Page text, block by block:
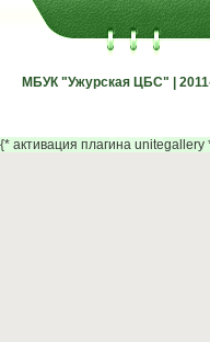
МБУК "Ужурская ЦБС" | 2011-
МБУК "Ужурская ЦБС" |
{* активация плагина unitegallery